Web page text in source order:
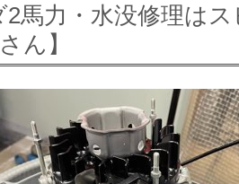
馬力・水没修理は
ん】